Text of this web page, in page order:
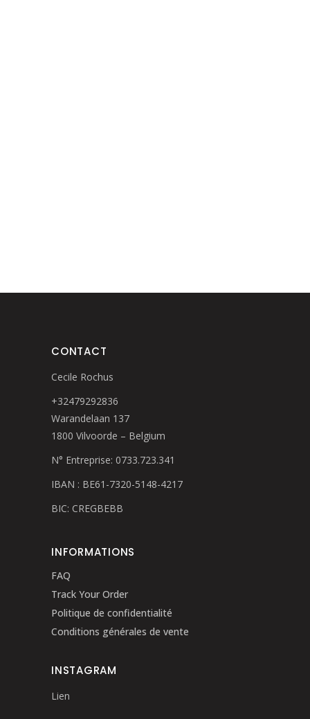
CONTACT
Cecile Rochus
+32479292836
Warandelaan 137
1800 Vilvoorde – Belgium
N° Entreprise: 0733.723.341
IBAN : BE61-7320-5148-4217
BIC: CREGBEBB
INFORMATIONS
FAQ
Track Your Order
Politique de confidentialité
Conditions générales de vente
INSTAGRAM
Lien